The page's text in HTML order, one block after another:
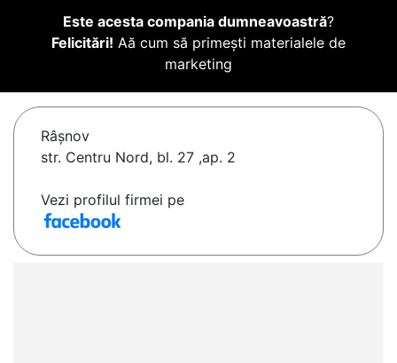
Este acesta compania dumneavoastră?
Felicitări! Aă cum să primești materialele de
marketing
Râşnov
str. Centru Nord, bl. 27 ,ap. 2
Vezi profilul firmei pe